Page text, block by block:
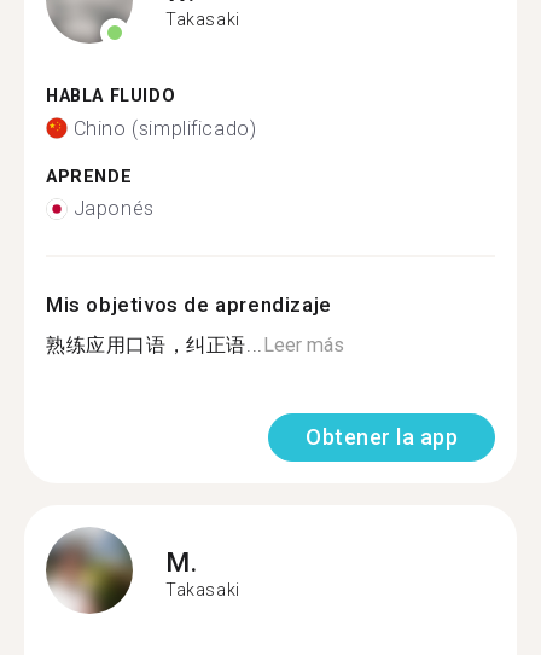
Takasaki
HABLA FLUIDO
Chino (simplificado)
APRENDE
Japonés
Mis objetivos de aprendizaje
熟练应用口语，纠正语...Leer más
Obtener la app
M.
Takasaki